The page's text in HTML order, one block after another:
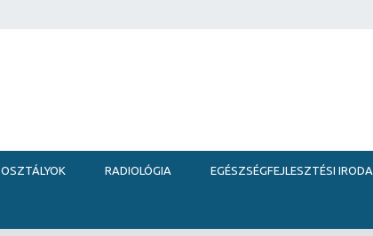
OSZTÁLYOK RADIOLÓGIA EGÉSZSÉGFEJLESZTÉSI IRODA